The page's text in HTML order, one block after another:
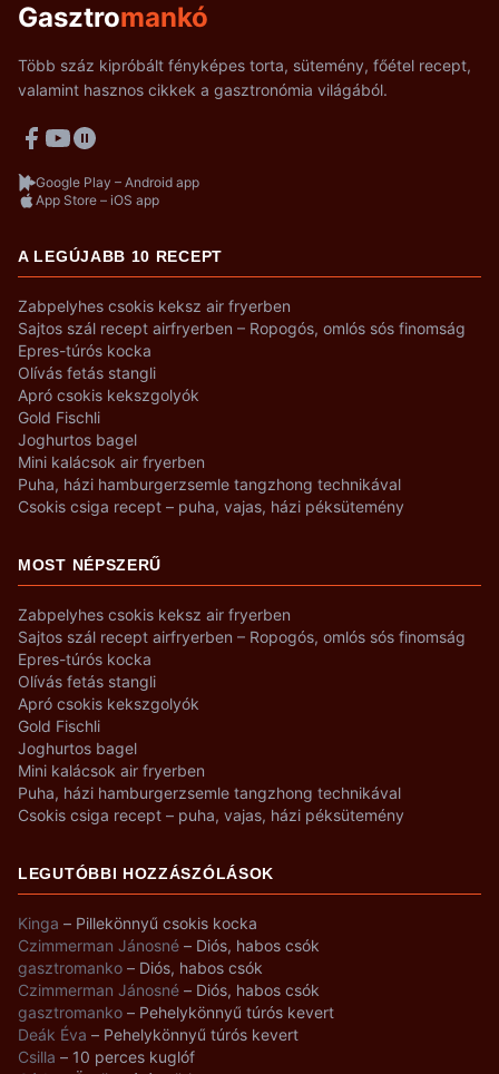
Gasztromankó
Több száz kipróbált fényképes torta, sütemény, főétel recept,
valamint hasznos cikkek a gasztronómia világából.
Google Play – Android app
App Store – iOS app
A LEGÚJABB 10 RECEPT
Zabpelyhes csokis keksz air fryerben
Sajtos szál recept airfryerben – Ropogós, omlós sós finomság
Epres-túrós kocka
Olívás fetás stangli
Apró csokis kekszgolyók
Gold Fischli
Joghurtos bagel
Mini kalácsok air fryerben
Puha, házi hamburgerzsemle tangzhong technikával
Csokis csiga recept – puha, vajas, házi péksütemény
MOST NÉPSZERŰ
Zabpelyhes csokis keksz air fryerben
Sajtos szál recept airfryerben – Ropogós, omlós sós finomság
Epres-túrós kocka
Olívás fetás stangli
Apró csokis kekszgolyók
Gold Fischli
Joghurtos bagel
Mini kalácsok air fryerben
Puha, házi hamburgerzsemle tangzhong technikával
Csokis csiga recept – puha, vajas, házi péksütemény
LEGUTÓBBI HOZZÁSZÓLÁSOK
Kinga – Pillekönnyű csokis kocka
Czimmerman Jánosné – Diós, habos csók
gasztromanko – Diós, habos csók
Czimmerman Jánosné – Diós, habos csók
gasztromanko – Pehelykönnyű túrós kevert
Deák Éva – Pehelykönnyű túrós kevert
Csilla – 10 perces kuglóf